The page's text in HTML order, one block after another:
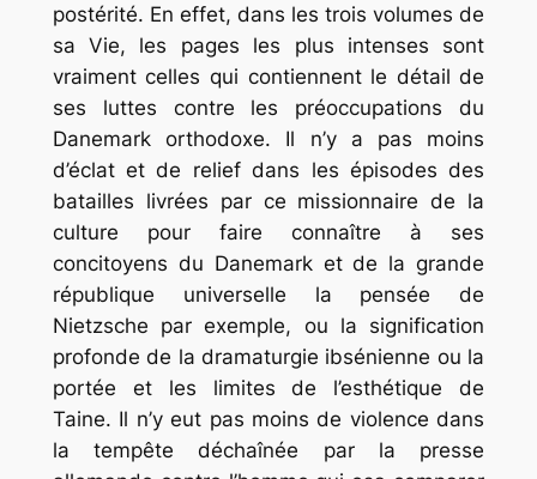
postérité. En effet, dans les trois volumes de
sa Vie, les pages les plus intenses sont
vraiment celles qui contiennent le détail de
ses luttes contre les préoccupations du
Danemark orthodoxe. Il n’y a pas moins
d’éclat et de relief dans les épisodes des
batailles livrées par ce missionnaire de la
culture pour faire connaître à ses
concitoyens du Danemark et de la grande
république universelle la pensée de
Nietzsche par exemple, ou la signification
profonde de la dramaturgie ibsénienne ou la
portée et les limites de l’esthétique de
Taine. Il n’y eut pas moins de violence dans
la tempête déchaînée par la presse